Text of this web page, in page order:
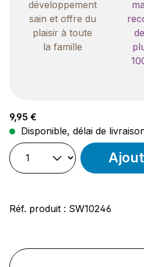
développement
sain et offre du
plaisir à toute
la famille
Prix régulier :
9,95 €
Disponible, délai de
Réf. produit : SW10246